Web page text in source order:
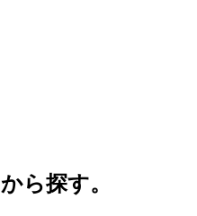
から探す。